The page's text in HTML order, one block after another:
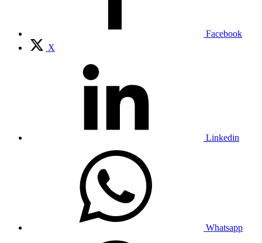
Facebook
X
Linkedin
Whatsapp